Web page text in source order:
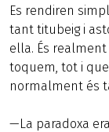
Es rendiren
tant titubeig i
ella. És
toquem, tot i
normalment és
—La paradoxa